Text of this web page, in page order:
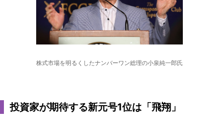
株式市場を明るくしたナンバーワン総理の小泉純一郎氏
投資家が期待する新元号1位は「飛翔」